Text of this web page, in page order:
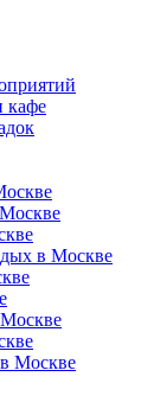
кафе
в Москве
Москве